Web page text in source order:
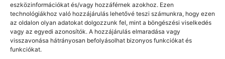
eszközinformációkat és/vagy hozzáférnek azokhoz. Ezen
technológiákhoz való hozzájárulás lehetővé teszi számunkra, hogy ezen
az oldalon olyan adatokat dolgozzunk fel, mint a böngészési viselkedés
vagy az egyedi azonosítók. A hozzájárulás elmaradása vagy
visszavonása hátrányosan befolyásolhat bizonyos funkciókat és
funkciókat.
ÁSZF
Adatvédelmi tájékoztató
Fizetés és szállítás